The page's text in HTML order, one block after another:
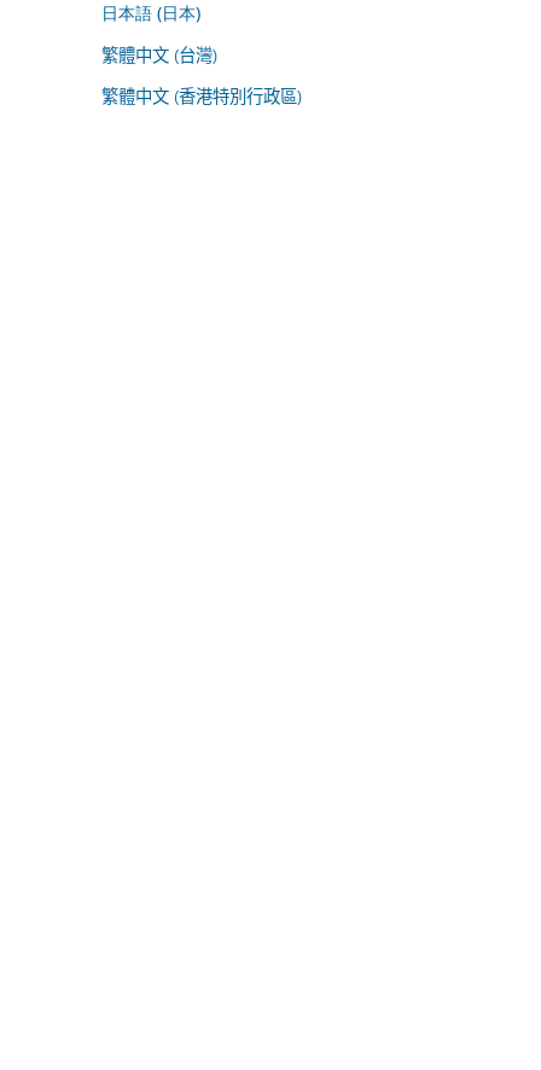
日本語 (日本)
繁體中文 (台灣)
繁體中文 (香港特別行政區)